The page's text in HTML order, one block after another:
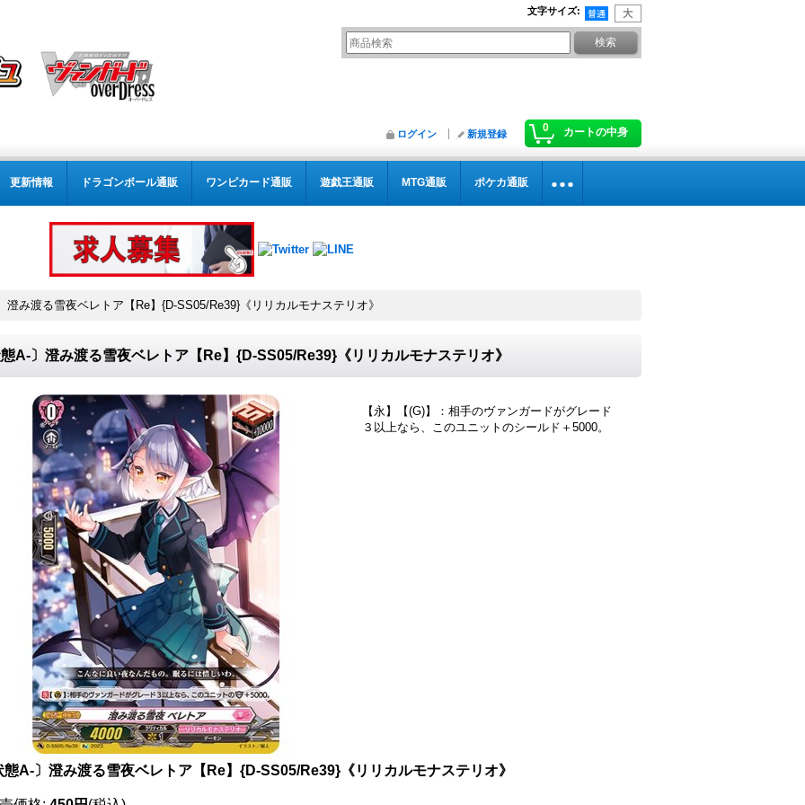
文字サイズ:
0 カートの中身
ログイン 新規登録
更新情報 ドラゴンボール通販 ワンピカード通販 遊戯王通販 MTG通販 ポケカ通販
澄み渡る雪夜ベレトア【Re】{D-SS05/Re39}《リリカルモナステリオ》
A-〕澄み渡る雪夜ベレトア【Re】{D-SS05/Re39}《リリカルモナステリオ》
【永】【(G)】：相手のヴァンガードがグレード
３以上なら、このユニットのシールド＋5000。
態A-〕澄み渡る雪夜ベレトア【Re】{D-SS05/Re39}《リリカルモナステリオ》